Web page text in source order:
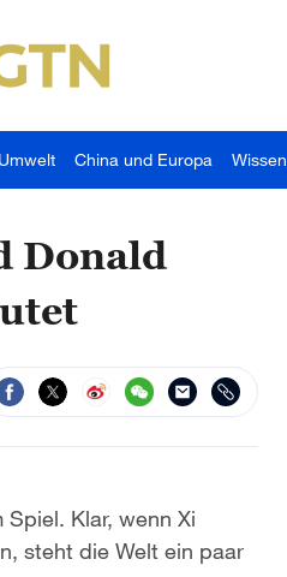
Umwelt China und Europa Wissen
Donald
Klar, wenn Xi
steht die Welt ein paar